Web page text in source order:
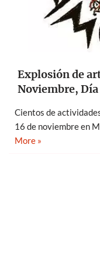
Explosión de
Noviembre,
Cientos de
16 de noviembre en
More »